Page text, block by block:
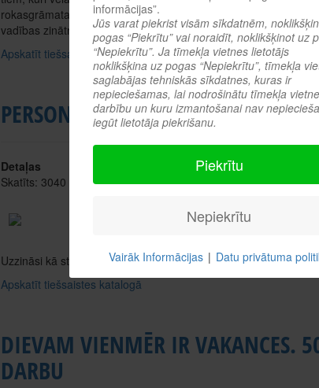
rokasgrāmata ikvienan, kas vada kādu organizāciju vai
vadības zinātņu studenti, komersanti.
Apskatīt tiešsaistes katalogā
PERSONĪGO FINANŠU ŠPIKERIS
Detaļas
Skatīts: 3040
Autors: Citko Arta, Vilcāne
Ceļvedis sakārtotākām
Uzzināsi kā strukturizēt to, kas bijis pašplūsmā, kā veidot
Apskatīt tiešsaistes katalogā
DIEVAM VIENMĒR IR VAKANCES.
DARBU
informācijas”.
Jūs varat piekrist visām sīkdatnēm,
pogas “Piekrītu” vai noraidīt, noklikšķinot uz
“Nepiekrītu”. Ja tīmekļa vietnes lietotājs
noklikšķina uz pogas “Nepiekrītu”, tīmekļa
saglabājas tehniskās sīkdatnes, kuras ir
nepieciešamas, lai nodrošinātu tīmekļa
darbību un kuru izmantošanai nav
iegūt lietotāja piekrišanu.
Piekrītu
Nepiekrītu
Vairāk Informācijas | Datu privātuma